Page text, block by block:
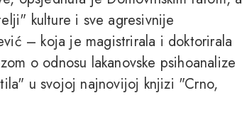
kulture i sve agresivnije
– koja je magistrirala i doktorirala
o odnosu lakanovske psihoanalize
u svojoj najnovijoj knjizi "Crno,